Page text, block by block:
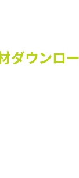
ダウンロ